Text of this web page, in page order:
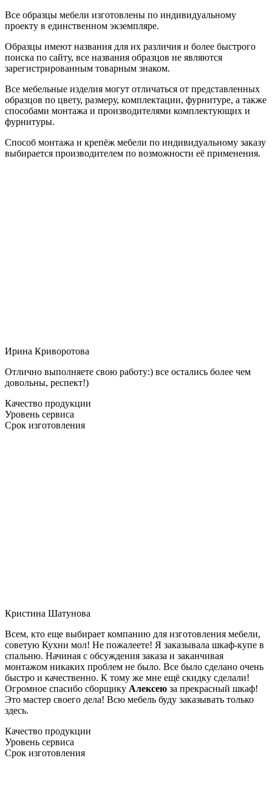
Все образцы мебели изготовлены по индивидуальному
проекту в единственном экземпляре.
Образцы имеют названия для их различия и более быстрого
поиска по сайту, все названия образцов не являются
зарегистрированным товарным знаком.
Все мебельные изделия могут отличаться от представленных
образцов по цвету, размеру, комплектации, фурнитуре, а также
способами монтажа и производителями комплектующих и
фурнитуры.
Способ монтажа и крепёж мебели по индивидуальному заказу
выбирается производителем по возможности её применения.
Ирина Криворотова
Отлично выполняете свою работу:) все остались более чем
довольны, респект!)
Качество продукции
Уровень сервиса
Срок изготовления
Кристина Шатунова
Всем, кто еще выбирает компанию для изготовления мебели,
советую Кухни мол! Не пожалеете! Я заказывала шкаф-купе в
спальню. Начиная с обсуждения заказа и заканчивая
монтажом никаких проблем не было. Все было сделано очень
быстро и качественно. К тому же мне ещё скидку сделали!
Огромное спасибо сборщику Алексею за прекрасный шкаф!
Это мастер своего дела! Всю мебель буду заказывать только
здесь.
Качество продукции
Уровень сервиса
Срок изготовления